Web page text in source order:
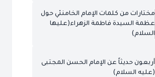
مختارات من كلمات الإمام الخامنئي حول
عظمة السيدة فاطمة الزهراء(عليها
السلام)
أربعون حديثاً عن الإمام الحسن المجتبى
(عليه السلام)